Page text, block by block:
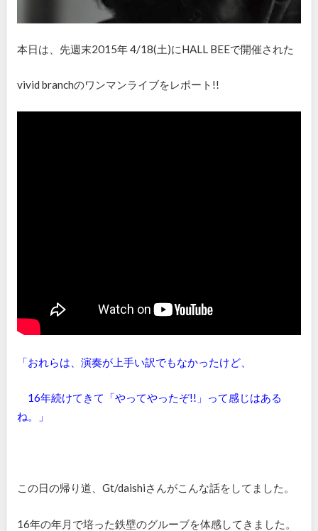
本日は、先週末2015年4/18(土)にHALL BEEで開催された
vivid branchのワンマンライブをレポート !!
「おれらは、演奏が上手い訳でもなかったけど、
16年続けてきて「やってやったぞ!!」
って感じはある
ね。」
この日の帰り道、 Gt/daishiさんがこんな話をしてました。
16年の年月で培った鉄壁のグルーブを体感してきました。